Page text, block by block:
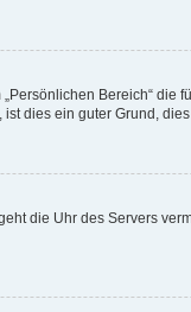
Bereich“ die
dies ein guter Grund, dies
die Uhr des Servers